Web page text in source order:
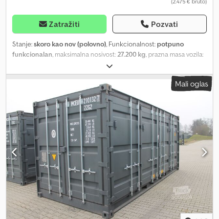
Zatražiti Pozvati
Stanje:skoro kao nov (polovno), Funkcionalnost: potpuno
funkcionalan, maksimalna nosivost:27.200 kg, prazna masa vozila:
, Kontejner od 20 stopa; kao nov; samo jedno putovanje
morem Vodonepropusan i hermetički zatvoren Lako pokretna
dvokrilna vrata Drveni pod Sa važećom CSC tablicom EOD vrata
na upit Tehničke specifikacije: Spoljašnje dimenzije (D x Š x V):
6.058 x 2.438 x 2.591 mm Unutrašnje dimenzije (D x Š x V): 5.898 x
2.350 x 2.390 mm Otvori vrata (Š): 2.300 mm Zapremina: 33 m³
Cjdpstp S Eajfx Aaxorf Sopstvena masa: 2,25 t Nosivost: do maks. 30
t Opšti opis: Konstrukcija kontejnera: čelični ram kao noseći
element koji se sastoji od 4x ugaona stuba, debljina 6 mm,
krovni/podno nosači debljine 3 do 4 mm, zidovi od profilisanog
čeličnog lima, debljina 2 mm Dvokrilna vrata sa kružnom gumenom
zaptivkom 4x pocinkovane brave na vratima 4x ventilacioni otvori
na bočnim zidovima ispod krovnog rama Džepovi za viljuškar u
donjim uzdužnim nosačima, debljina 4 mm Razmak između
džepova: 2.080 mm Pod od presvučenih drvenih ploča, debljina 28
Mali oglas